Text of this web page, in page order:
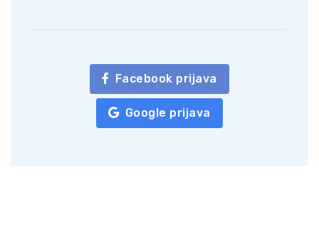
Facebook prijava
Google prijava